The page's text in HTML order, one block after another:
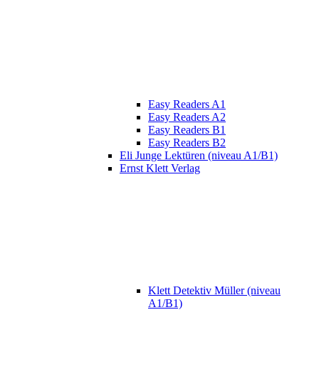
Easy Readers A1
Easy Readers A2
Easy Readers B1
Easy Readers B2
Eli Junge Lektüren (niveau A1/B1)
Ernst Klett Verlag
Klett Detektiv Müller (niveau
A1/B1)